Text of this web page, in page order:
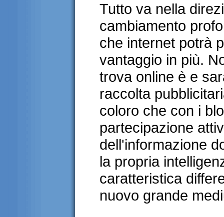
Tutto va nella
cambiamento
che internet potrà
vantaggio in più.
trova online è e
raccolta
coloro che con i
partecipazione
dell'informazione
la propria
caratteristica
nuovo grande